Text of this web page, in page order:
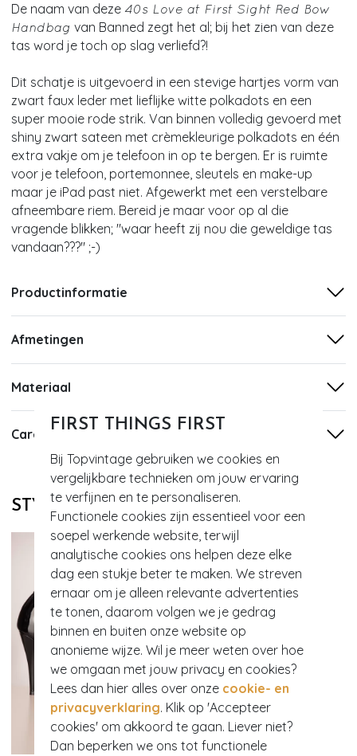
FIRST THINGS FIRST
Bij Topvintage gebruiken we cookies en
vergelijkbare technieken om jouw ervaring
te verfijnen en te personaliseren.
Functionele cookies zijn essentieel voor een
soepel werkende website, terwijl
analytische cookies ons helpen deze elke
dag een stukje beter te maken. We streven
ernaar om je alleen relevante advertenties
te tonen, daarom volgen we je gedrag
binnen en buiten onze website op
anonieme wijze. Wil je meer weten over hoe
we omgaan met jouw privacy en cookies?
Lees dan hier alles over onze cookie- en
privacyverklaring. Klik op 'Accepteer
cookies' om akkoord te gaan. Liever niet?
Dan beperken we ons tot functionele
De naam van deze 40s Love at First Sight Red Bow
Handbag van Banned zegt het al; bij het zien van deze
tas word je toch op slag verliefd?!
Dit schatje is uitgevoerd in een stevige hartjes vorm van
zwart faux leder met lieflijke witte polkadots en een
super mooie rode strik. Van binnen volledig gevoerd met
shiny zwart sateen met crèmekleurige polkadots en één
extra vakje om je telefoon in op te bergen. Er is ruimte
voor je telefoon, portemonnee, sleutels en make-up
maar je iPad past niet. Afgewerkt met een verstelbare
afneembare riem. Bereid je maar voor op al die
vragende blikken; "waar heeft zij nou die geweldige tas
vandaan???" ;-)
Productinformatie
Afmetingen
Materiaal
Care
STYLE DIT MET